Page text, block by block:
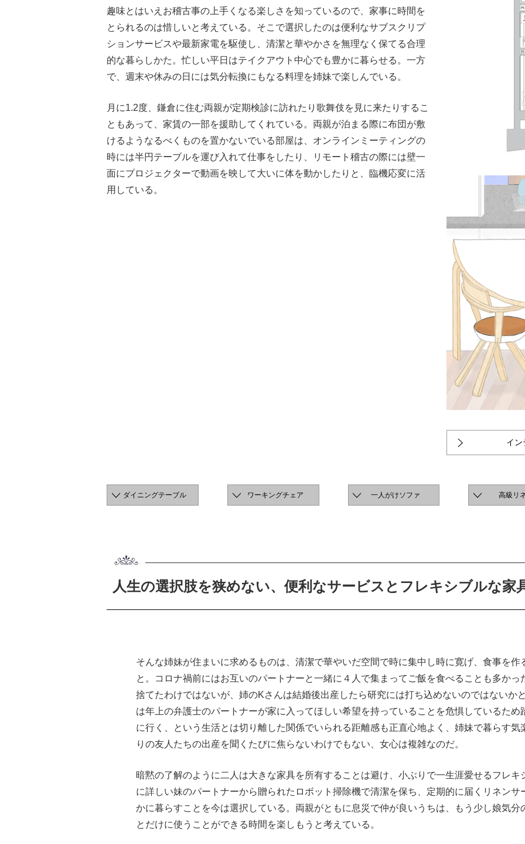
趣味とはいえお稽古事の上手くなる楽しさを知っているので、家事に時間を
とられるのは惜しいと考えている。そこで選択したのは便利なサブスクリプ
ションサービスや最新家電を駆使し、清潔と華やかさを無理なく保てる合理
的な暮らしかた。忙しい平日はテイクアウト中心でも豊かに暮らせる。一方
で、週末や休みの日には気分転換にもなる料理を姉妹で楽しんでいる。
月に1.2度、鎌倉に住む両親が定期検診に訪れたり歌舞伎を見に来たりするこ
ともあって、家賃の一部を援助してくれている。両親が泊まる際に布団が敷
けるようなるべくものを置かないでいる部屋は、オンラインミーティングの
時には半円テーブルを運び入れて仕事をしたり、リモート稽古の際には壁一
面にプロジェクターで動画を映して大いに体を動かしたりと、臨機応変に活
用している。
イン
ダイニングテーブル ワーキングチェア 一人がけソファ 高級リ
人生の選択肢を狭めない、便利なサービスとフレキシブルな家
そんな姉妹が住まいに求めるものは、清潔で華やいだ空間で時に集中し時に寛げ、食事を作
と。コロナ禍前にはお互いのパートナーと一緒に４人で集まってご飯を食べることも多か
捨てたわけではないが、姉のKさんは結婚後出産したら研究には打ち込めないのではないか
は年上の弁護士のパートナーが家に入ってほしい希望を持っていることを危惧しているた
に行く、という生活とは切り離した関係でいられる距離感も正直心地よく、姉妹で暮らす
りの友人たちの出産を聞くたびに焦らないわけでもない、女心は複雑なのだ。
暗黙の了解のように二人は大きな家具を所有することは避け、小ぶりで一生涯愛せるフレ
に詳しい妹のパートナーから贈られたロボット掃除機で清潔を保ち、定期的に届くリネン
かに暮らすことを今は選択している。両親がともに息災で仲が良いうちは、もう少し娘気分
とだけに使うことができる時間を楽しもうと考えている。